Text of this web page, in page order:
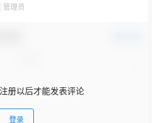
管理员
册以后才能发表评论
登录